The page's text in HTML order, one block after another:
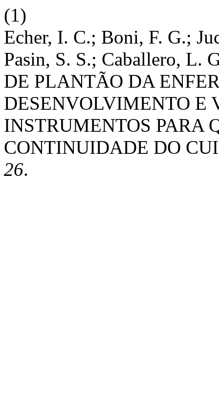
(1)
Echer, I. C.; Boni, F. G.;
Pasin, S. S.; Caballero, L.
DE PLANTÃO DA
DESENVOLVIMENTO E
INSTRUMENTOS PARA
CONTINUIDADE DO
26.